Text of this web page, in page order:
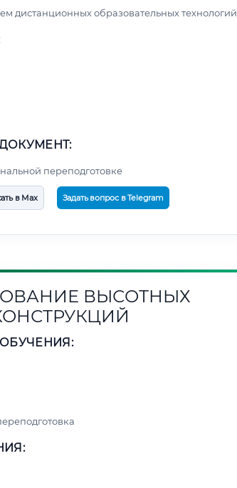
дистанционных образовательных технологий
переподготовке
в Max Задать вопрос в Telegram
ВЫСОТНЫХ